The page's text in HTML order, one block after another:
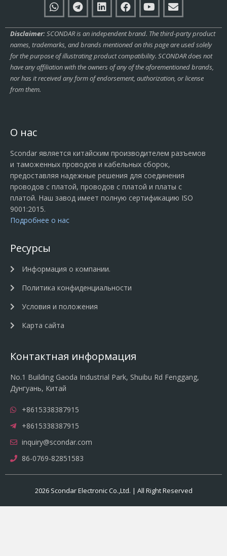
Disclaimer:SCONDAR is an independent brand. The third-party product
names, trademarks, and brands mentioned on this page are used solely
for the purpose of illustrating product compatibility. SCONDAR does not
have any affiliation with the owners of any of the aforementioned brands,
nor has it received any form of endorsement, authorization, or license
from them.
О нас
Scondar является китайским производителем разъемов
и таможенных проводов и кабельных сборок,
предоставляя надежные решения для соединения
проводов с платой, проводов с платой и платы с
платой. Наш завод имеет полную сертификацию ISO
9001:2015.
Подробнее о нас
Ресурсы
Информация о компании.
Политика конфиденциальности
Условия и положения
Карта сайта
Контактная информация
No.1 Building Gaoda Industrial Park, Shuibu Rd Fenggang,
Дунгуань, Китай
+8615338387915
+8615338387915
inquiry@scondar.com
86-0769-82851583
2026 Scondar Electronic Co.,Ltd. | All Right Reserved